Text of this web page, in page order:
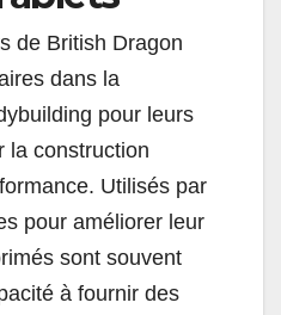
de British Dragon
dans la
pour leurs
la construction
Utilisés par
pour améliorer leur
sont souvent
à fournir des